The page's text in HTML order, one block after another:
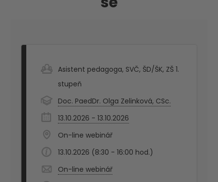
Asistent pedagoga, SVČ, ŠD/ŠK, ZŠ 1.
stupeň
Doc. PaedDr. Olga Zelinková, CSc.
13.10.2026 - 13.10.2026
On-line webinář
13.10.2026 (8:30 - 16:00 hod.)
On-line webinář